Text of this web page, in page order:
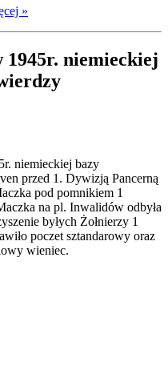
»
niemieckiej
niemieckiej bazy
przed 1. Dywizją Pancerną
pod pomnikiem 1
na pl. Inwalidów odbyła
byłych Żołnierzy 1
poczet sztandarowy oraz
wieniec.